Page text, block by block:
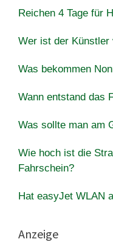
Reichen 4 Tage für
Wer ist der Künstler
Was bekommen
Wann entstand das
Was sollte man am
Wie hoch ist die
Fahrschein?
Hat easyJet WLAN
Anzeige